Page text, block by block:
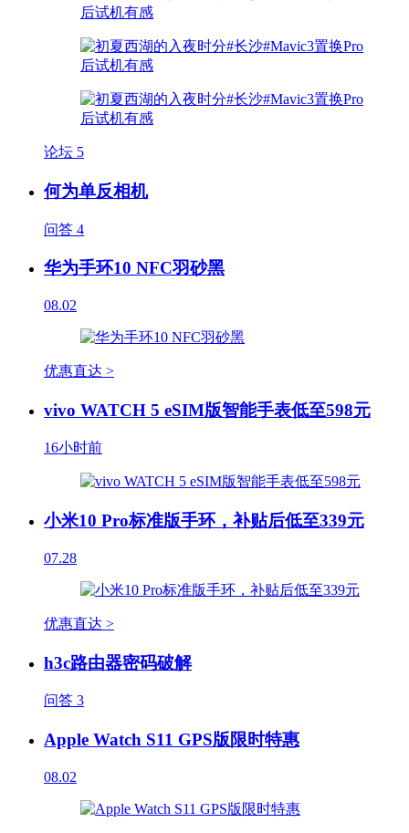
论坛 5
何为单反相机
问答 4
华为手环10 NFC羽砂黑
08.02
优惠直达 >
vivo WATCH 5 eSIM版智能手表低至598元
16小时前
小米10 Pro标准版手环，补贴后低至339元
07.28
优惠直达 >
h3c路由器密码破解
问答 3
Apple Watch S11 GPS版限时特惠
08.02